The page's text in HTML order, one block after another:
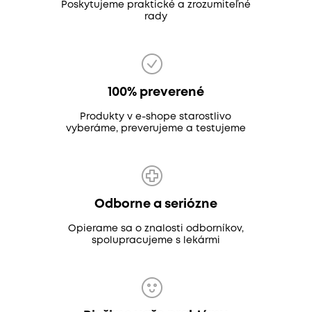
Poskytujeme praktické a zrozumiteľné
rady
100% preverené
Produkty v e-shope starostlivo
vyberáme, preverujeme a testujeme
Odborne a seriózne
Opierame sa o znalosti odborníkov,
spolupracujeme s lekármi